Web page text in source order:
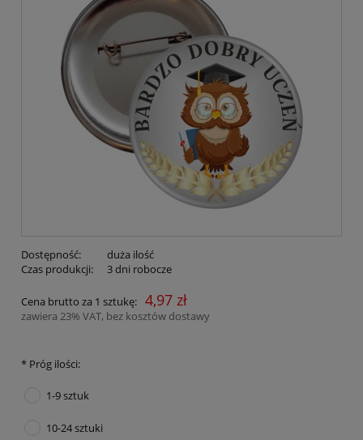
Dostępność:
duża ilość
Czas produkcji:
3 dni robocze
Cena brutto za 1 sztukę: 4,97 zł
zawiera 23% VAT, bez kosztów dostawy
* Próg ilości:
1-9 sztuk
10-24 sztuki